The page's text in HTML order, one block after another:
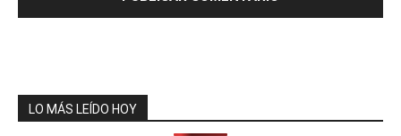
LO MÁS LEÍDO HOY